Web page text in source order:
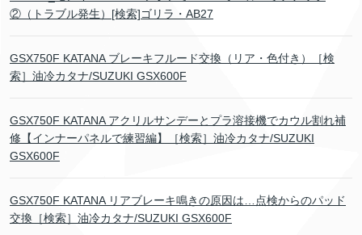
②（トラブル発生）[検索]ゴリラ・AB27
GSX750F KATANA ブレーキフルード交換（リア・色付き）［検
索］油冷カタナ/SUZUKI GSX600F
GSX750F KATANA アクリルサンデーとプラ溶接機でカウル割れ補
修【インナーパネルで練習編】［検索］油冷カタナ/SUZUKI
GSX600F
GSX750F KATANA リアブレーキ鳴きの原因は…点検からのパッド
交換［検索］油冷カタナ/SUZUKI GSX600F